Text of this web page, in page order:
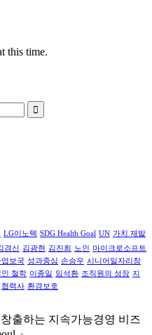
this time.
LG이노텍 SDG Health Goal UN 가치 재발
경신 김광현 김진희 노인
마이크로소프트
업보국 성과중심 손승우 시니어일자리창
철학 이종일 임석환 조직원의 성장 지
협력사 환경보호
창출하는 지속가능경영 비즈